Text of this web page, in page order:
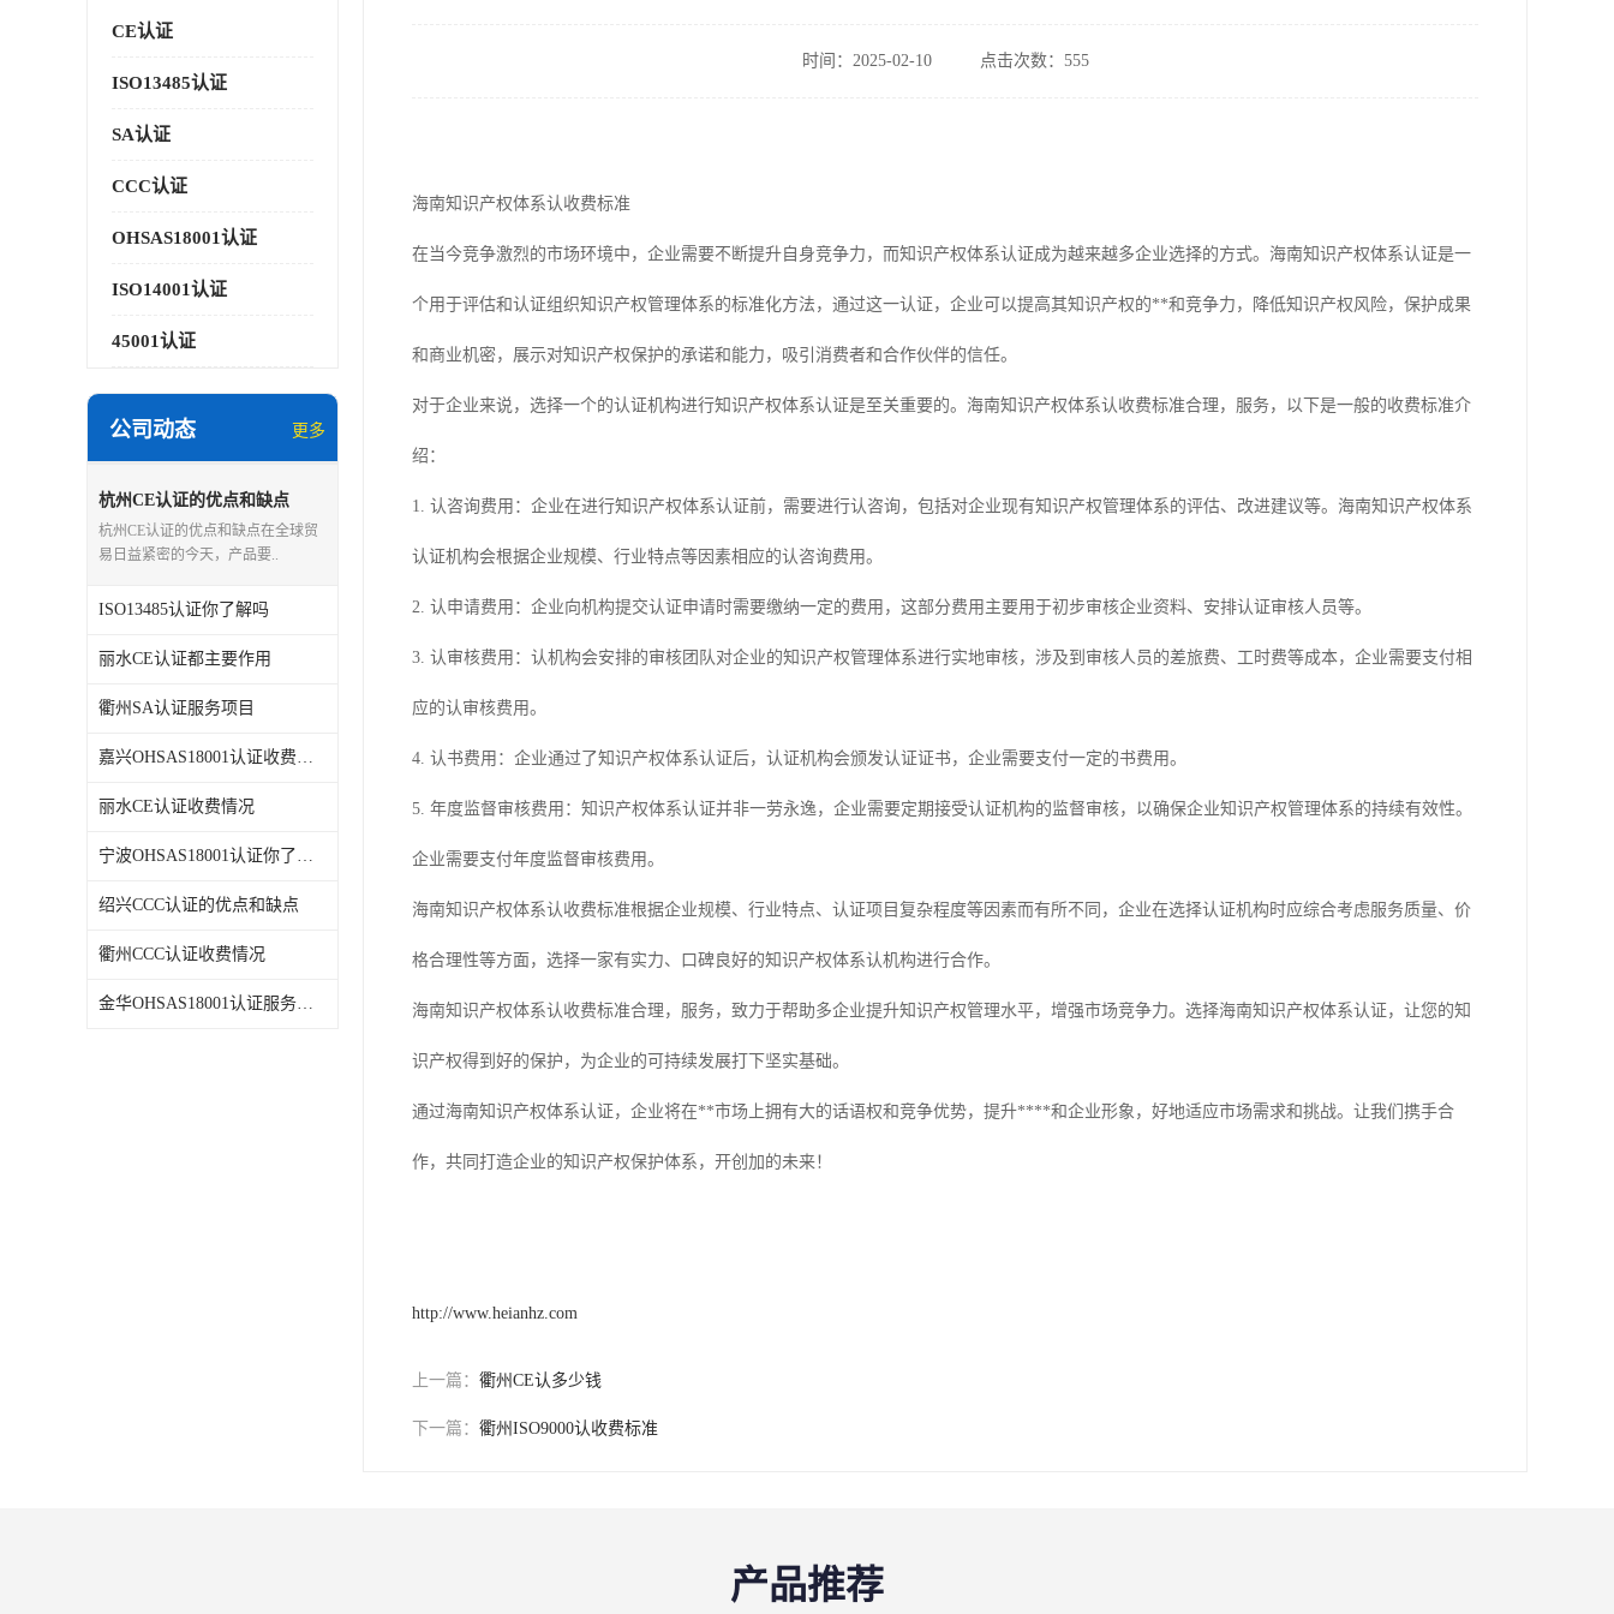
CE认证
ISO13485认证
SA认证
CCC认证
OHSAS18001认证
ISO14001认证
45001认证
公司动态 更多
杭州CE认证的优点和缺点
杭州CE认证的优点和缺点在全球贸
易日益紧密的今天，产品要..
ISO13485认证你了解吗
丽水CE认证都主要作用
衢州SA认证服务项目
嘉兴OHSAS18001认证收费情况
丽水CE认证收费情况
宁波OHSAS18001认证你了解吗
绍兴CCC认证的优点和缺点
衢州CCC认证收费情况
金华OHSAS18001认证服务项目
时间：2025-02-10 点击次数：555
海南知识产权体系认收费标准
在当今竞争激烈的市场环境中，企业需要不断提升自身竞争力，而知识产权体系认证成为越来越多企业选择的方式。海南知识产权体系认证是一
个用于评估和认证组织知识产权管理体系的标准化方法，通过这一认证，企业可以提高其知识产权的**和竞争力，降低知识产权风险，保护成果
和商业机密，展示对知识产权保护的承诺和能力，吸引消费者和合作伙伴的信任。
对于企业来说，选择一个的认证机构进行知识产权体系认证是至关重要的。海南知识产权体系认收费标准合理，服务，以下是一般的收费标准介
绍：
1. 认咨询费用：企业在进行知识产权体系认证前，需要进行认咨询，包括对企业现有知识产权管理体系的评估、改进建议等。海南知识产权体系
认证机构会根据企业规模、行业特点等因素相应的认咨询费用。
2. 认申请费用：企业向机构提交认证申请时需要缴纳一定的费用，这部分费用主要用于初步审核企业资料、安排认证审核人员等。
3. 认审核费用：认机构会安排的审核团队对企业的知识产权管理体系进行实地审核，涉及到审核人员的差旅费、工时费等成本，企业需要支付相
应的认审核费用。
4. 认书费用：企业通过了知识产权体系认证后，认证机构会颁发认证证书，企业需要支付一定的书费用。
5. 年度监督审核费用：知识产权体系认证并非一劳永逸，企业需要定期接受认证机构的监督审核，以确保企业知识产权管理体系的持续有效性。
企业需要支付年度监督审核费用。
海南知识产权体系认收费标准根据企业规模、行业特点、认证项目复杂程度等因素而有所不同，企业在选择认证机构时应综合考虑服务质量、价
格合理性等方面，选择一家有实力、口碑良好的知识产权体系认机构进行合作。
海南知识产权体系认收费标准合理，服务，致力于帮助多企业提升知识产权管理水平，增强市场竞争力。选择海南知识产权体系认证，让您的知
识产权得到好的保护，为企业的可持续发展打下坚实基础。
通过海南知识产权体系认证，企业将在**市场上拥有大的话语权和竞争优势，提升****和企业形象，好地适应市场需求和挑战。让我们携手合
作，共同打造企业的知识产权保护体系，开创加的未来！
http://www.heianhz.com
上一篇： 衢州CE认多少钱
下一篇： 衢州ISO9000认收费标准
产品推荐